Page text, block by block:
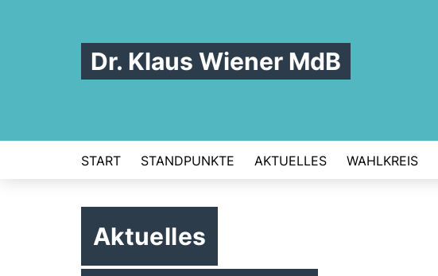
Dr. Klaus Wiener MdB
START STANDPUNKTE AKTUELLES WAHLKREIS
Aktuelles